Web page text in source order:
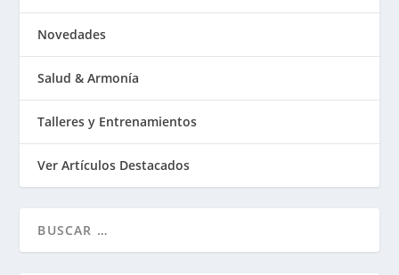
Novedades
Salud & Armonía
Talleres y Entrenamientos
Ver Artículos Destacados